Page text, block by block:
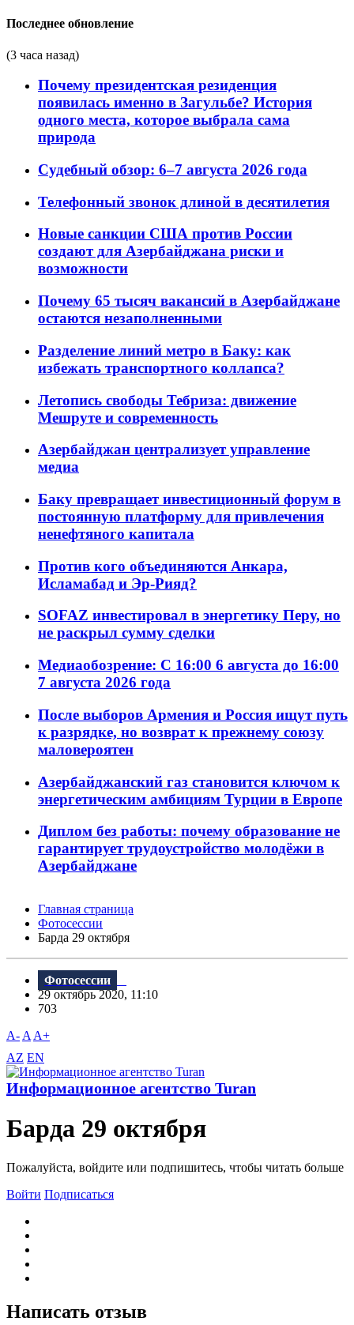
Последнее обновление
(3 часа назад)
Почему президентская резиденция
появилась именно в Загульбе? История
одного места, которое выбрала сама
природа
Судебный обзор: 6–7 августа 2026 года
Телефонный звонок длиной в десятилетия
Новые санкции США против России
создают для Азербайджана риски и
возможности
Почему 65 тысяч вакансий в Азербайджане
остаются незаполненными
Разделение линий метро в Баку: как
избежать транспортного коллапса?
Летопись свободы Тебриза: движение
Мешруте и современность
Азербайджан централизует управление
медиа
Баку превращает инвестиционный форум в
постоянную платформу для привлечения
ненефтяного капитала
Против кого объединяются Анкара,
Исламабад и Эр-Рияд?
SOFAZ инвестировал в энергетику Перу, но
не раскрыл сумму сделки
Медиаобозрение: С 16:00 6 августа до 16:00
7 августа 2026 года
После выборов Армения и Россия ищут путь
к разрядке, но возврат к прежнему союзу
маловероятен
Азербайджанский газ становится ключом к
энергетическим амбициям Турции в Европе
Диплом без работы: почему образование не
гарантирует трудоустройство молодёжи в
Азербайджане
Главная страница
Фотосессии
Барда 29 октября
Фотосессии
29 октябрь 2020, 11:10
703
A- A A+
AZ EN
Информационное агентство Turan
Барда 29 октября
Пожалуйста, войдите или подпишитесь, чтобы читать больше
Войти Подписаться
Написать отзыв